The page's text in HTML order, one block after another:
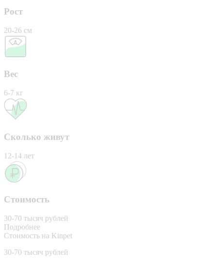
Рост
20-26 см
Вес
6-7 кг
Сколько живут
12-14 лет
Стоимость
30-70 тысяч рублей
Подробнее
Стоимость на Kinpet
30-70 тысяч рублей